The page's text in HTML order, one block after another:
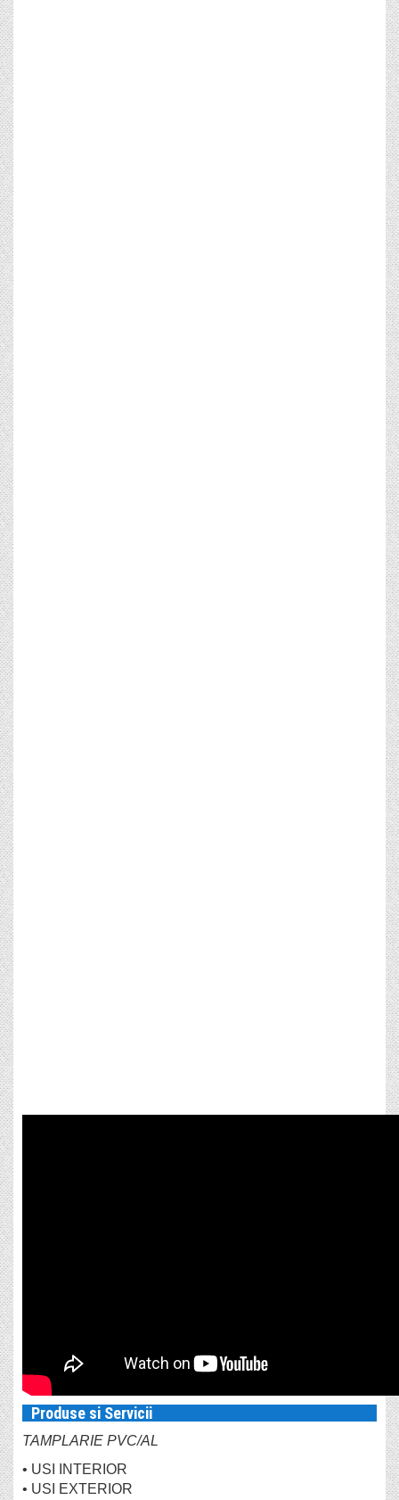
Produse si Servicii
TAMPLARIE PVC/AL
• USI INTERIOR
• USI EXTERIOR